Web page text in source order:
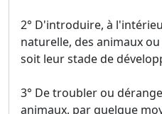
2° D'introduire, à
naturelle, des animaux
soit leur stade de
3° De troubler ou
animaux, par quelque